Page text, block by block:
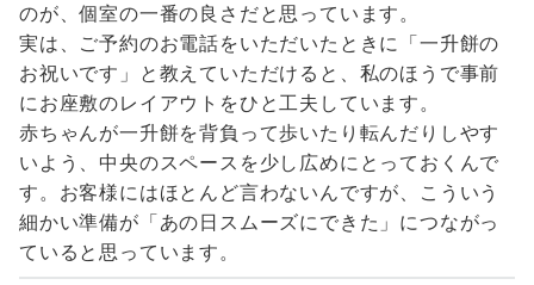
のが、個室の一番の良さだと思っています。
実は、ご予約のお電話をいただいたときに「一升餅の
お祝いです」と教えていただけると、私のほうで事前
にお座敷のレイアウトをひと工夫しています。
赤ちゃんが一升餅を背負って歩いたり転んだりしやす
いよう、中央のスペースを少し広めにとっておくんで
す。お客様にはほとんど言わないんですが、こういう
細かい準備が「あの日スムーズにできた」につながっ
ていると思っています。